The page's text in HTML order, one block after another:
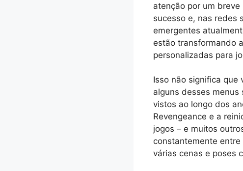
atenção por um
sucesso e, nas redes
emergentes
estão transformando
personalizadas para
Isso não significa que
alguns desses menus
vistos ao longo dos
Revengeance e a
jogos – e muitos
constantemente
várias cenas e poses